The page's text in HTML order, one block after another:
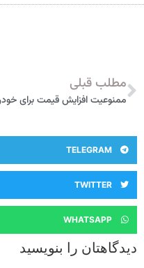
مطلب قبلی
ممنوعیت
TELEGRAM
TWITTER
WHATSAPP
دیدگاهتان را بنویسید